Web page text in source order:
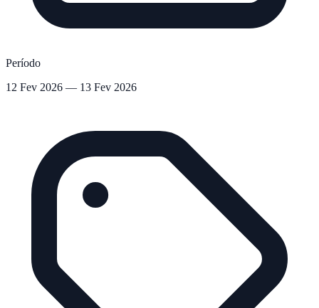
Período
12 Fev 2026 — 13 Fev 2026